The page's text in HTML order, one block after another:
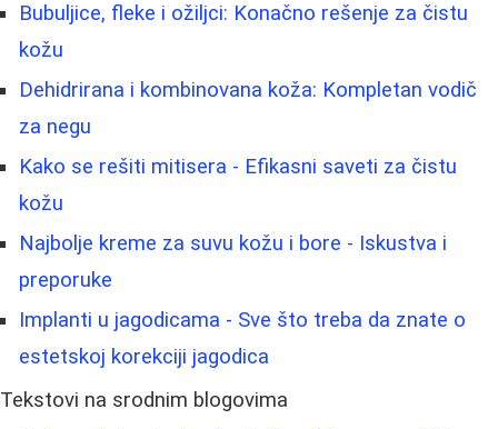
Bubuljice, fleke i ožiljci: Konačno rešenje za čistu
kožu
Dehidrirana i kombinovana koža: Kompletan vodič
za negu
Kako se rešiti mitisera - Efikasni saveti za čistu
kožu
Najbolje kreme za suvu kožu i bore - Iskustva i
preporuke
Implanti u jagodicama - Sve što treba da znate o
estetskoj korekciji jagodica
Tekstovi na srodnim blogovima